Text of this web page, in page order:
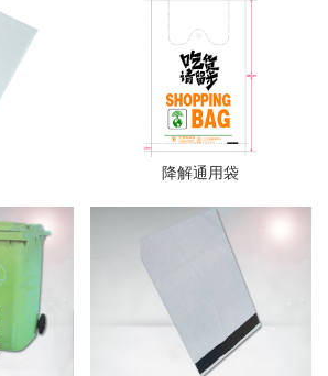
降解通用袋